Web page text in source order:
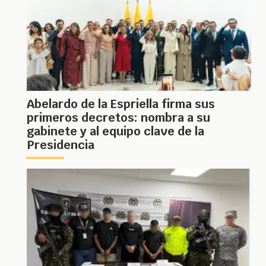
Abelardo de la Espriella firma sus
primeros decretos: nombra a su
gabinete y al equipo clave de la
Presidencia